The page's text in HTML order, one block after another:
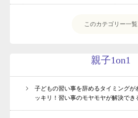
このカテゴリー一覧
親子1on1
子どもの習い事を辞めるタイミングが
ッキリ！習い事のモヤモヤが解決でき